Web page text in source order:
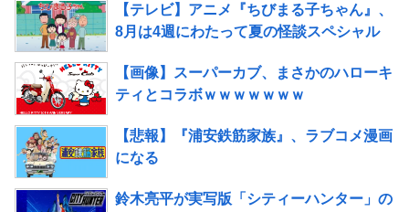
【テレビ】アニメ『ちびまる子ちゃん』、
8月は4週にわたって夏の怪談スペシャル
【画像】スーパーカブ、まさかのハローキ
ティとコラボｗｗｗｗｗｗｗ
【悲報】『浦安鉄筋家族』、ラブコメ漫画
になる
鈴木亮平が実写版「シティーハンター」の